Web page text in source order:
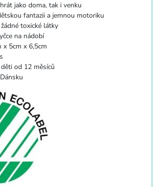
jako doma, tak i venku
fantazii a jemnou motoriku
toxické látky
na nádobí
x 5cm x 6,5cm
od 12 měsíců